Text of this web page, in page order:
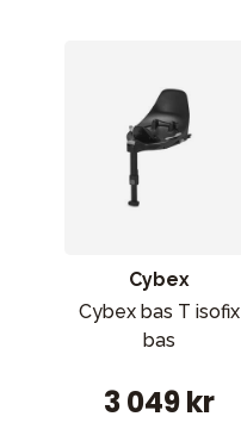
Cybex
Cybex bas T isofix
bas
3 049 kr